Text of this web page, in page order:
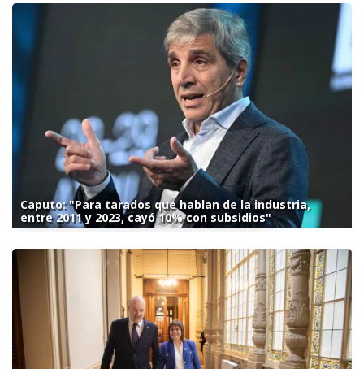
Caputo: "Para tarados que hablan de la industria,
entre 2011 y 2023, cayó 10% con subsidios"